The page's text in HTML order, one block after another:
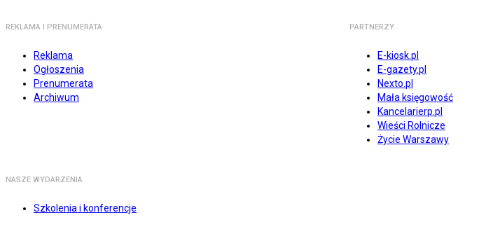
REKLAMA I PRENUMERATA
Reklama
Ogłoszenia
Prenumerata
Archiwum
PARTNERZY
E-kiosk.pl
E-gazety.pl
Nexto.pl
Mała księgowość
Kancelarierp.pl
Wieści Rolnicze
Życie Warszawy
NASZE WYDARZENIA
Szkolenia i konferencje